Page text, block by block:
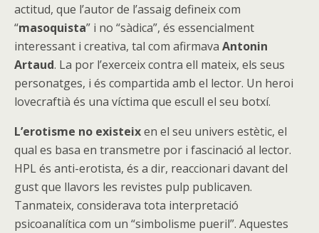
actitud, que l’autor de l’assaig defineix com
“masoquista” i no “sàdica”, és essencialment
interessant i creativa, tal com afirmava Antonin
Artaud. La por l’exerceix contra ell mateix, els seus
personatges, i és compartida amb el lector. Un heroi
lovecraftià és una víctima que escull el seu botxí.
L’erotisme no existeixen el seu univers estètic, el
qual es basa en transmetre por i fascinació al lector.
HPL és anti-erotista, és a dir, reaccionari davant del
gust que llavors les revistes pulp publicaven.
Tanmateix, considerava tota interpretació
psicoanalítica com un “simbolisme pueril”. Aquestes